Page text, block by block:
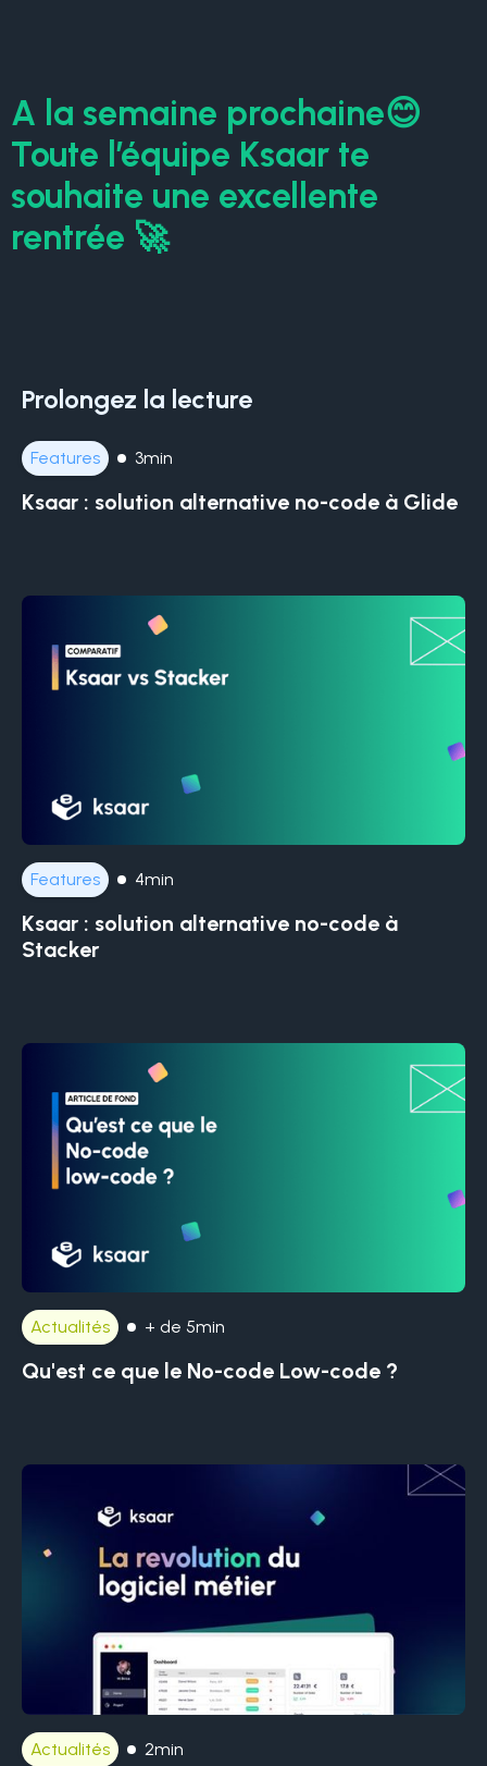
A la semaine prochaine😊
Toute l’équipe Ksaar te
souhaite une excellente
rentrée 🚀
Prolongez la lecture
Features 3min
Ksaar : solution alternative no-code à Glide
Features 4min
Ksaar : solution alternative no-code à
Stacker
Actualités + de 5min
Qu'est ce que le No-code Low-code ?
Actualités 2min